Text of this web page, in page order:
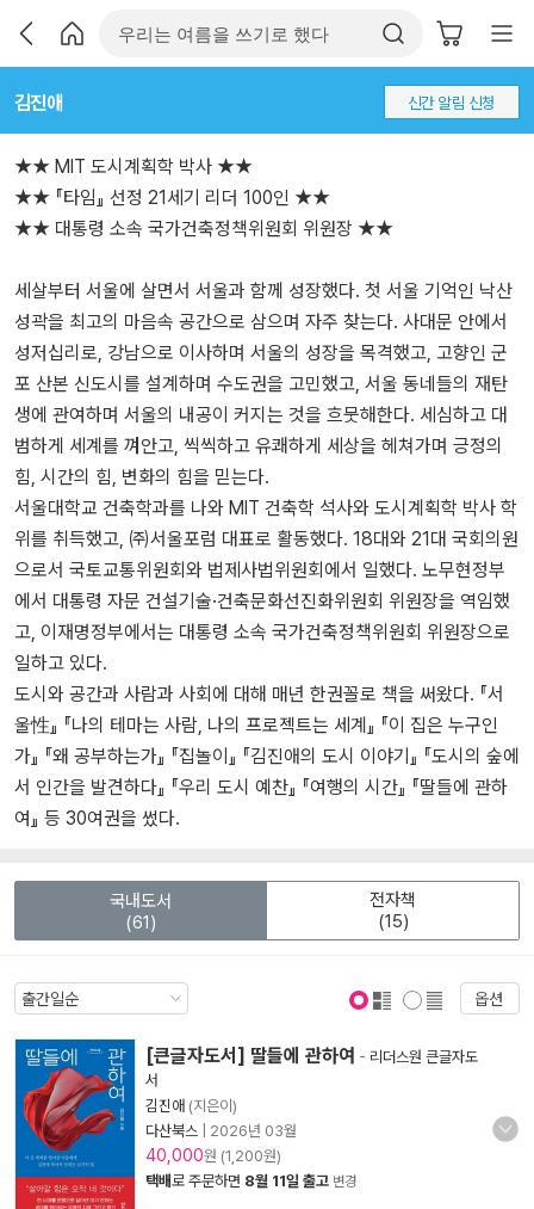
김진애 신간 알림 신청
★★ MIT 도시계획학 박사 ★★
★★ 『타임』 선정 21세기 리더 100인 ★★
★★ 대통령 소속 국가건축정책위원회 위원장 ★★
세살부터 서울에 살면서 서울과 함께 성장했다. 첫 서울 기억인 낙산
성곽을 최고의 마음속 공간으로 삼으며 자주 찾는다. 사대문 안에서
성저십리로, 강남으로 이사하며 서울의 성장을 목격했고, 고향인 군
포 산본 신도시를 설계하며 수도권을 고민했고, 서울 동네들의 재탄
생에 관여하며 서울의 내공이 커지는 것을 흐뭇해한다. 세심하고 대
범하게 세계를 껴안고, 씩씩하고 유쾌하게 세상을 헤쳐가며 긍정의
힘, 시간의 힘, 변화의 힘을 믿는다.
서울대학교 건축학과를 나와 MIT 건축학 석사와 도시계획학 박사 학
위를 취득했고, ㈜서울포럼 대표로 활동했다. 18대와 21대 국회의원
으로서 국토교통위원회와 법제사법위원회에서 일했다. 노무현정부
에서 대통령 자문 건설기술·건축문화선진화위원회 위원장을 역임했
고, 이재명정부에서는 대통령 소속 국가건축정책위원회 위원장으로
일하고 있다.
도시와 공간과 사람과 사회에 대해 매년 한권꼴로 책을 써왔다. 『서
울性』 『나의 테마는 사람, 나의 프로젝트는 세계』 『이 집은 누구인
가』 『왜 공부하는가』 『집놀이』 『김진애의 도시 이야기』 『도시의 숲에
서 인간을 발견하다』 『우리 도시 예찬』 『여행의 시간』 『딸들에 관하
여』 등 30여권을 썼다.
국내도서
(61)
전자책
(15)
옵션
[큰글자도서] 딸들에 관하여 - 리더스원 큰글자도
서
김진애 (지은이)
다산북스
2026년 03월
40,000원 (1,200원)
택배로 주문하면 8월 11일 출고 변경